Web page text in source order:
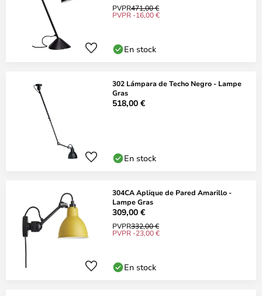
PVPR471,00 €
PVPR -16,00 €
En stock
302 Lámpara de Techo Negro - Lampe
Gras
518,00 €
En stock
304CA Aplique de Pared Amarillo -
Lampe Gras
309,00 €
PVPR332,00 €
PVPR -23,00 €
En stock